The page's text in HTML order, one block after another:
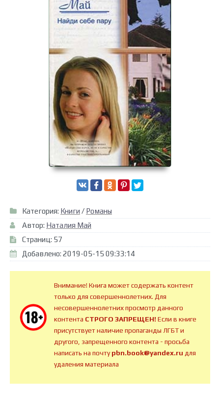
Категория: Книги / Романы
Автор: Наталия Май
Страниц: 57
Добавлено: 2019-05-15 09:33:14
Внимание! Книга может содержать контент
только для совершеннолетних. Для
несовершеннолетних просмотр данного
контента СТРОГО ЗАПРЕЩЕН!Если в книге
присутствует наличие пропаганды ЛГБТ и
другого, запрещенного контента - просьба
написать на почтуpbn.book@yandex.ru для
удаления материала